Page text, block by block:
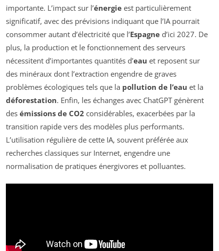
importante. L’impact sur l’énergie est particulièrement
significatif, avec des prévisions indiquant que l’IA pourrait
consommer autant d’électricité que l’Espagne d’ici 2027. De
plus, la production et le fonctionnement des serveurs
nécessitent d’importantes quantités d’eau et reposent sur
des minéraux dont l’extraction engendre de graves
problèmes écologiques tels que la pollution de l’eau et la
déforestation. Enfin, les échanges avec ChatGPT génèrent
des émissions de CO2 considérables, exacerbées par la
transition rapide vers des modèles plus performants.
L’utilisation régulière de cette IA, souvent préférée aux
recherches classiques sur Internet, engendre une
normalisation de pratiques énergivores et polluantes.